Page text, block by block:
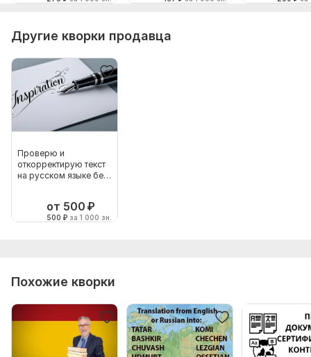
Другие кворки продавца
Проверю и
откорректирую текст
на русском языке без
от 500 ₽
500 ₽ за 1 000 зн.
Похожие кворки